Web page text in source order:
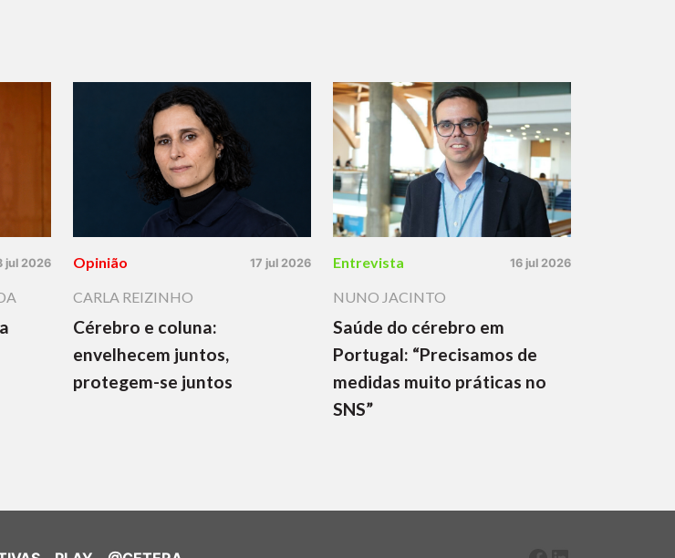
jul 2026 Opinião 17 jul 2026
CARLA REIZINHO
Cérebro e coluna:
envelhecem juntos,
protegem-se juntos
Entrevista 16 jul 2026
NUNO JACINTO
Saúde do cérebro em
Portugal: “Precisamos de
medidas muito práticas no
SNS”